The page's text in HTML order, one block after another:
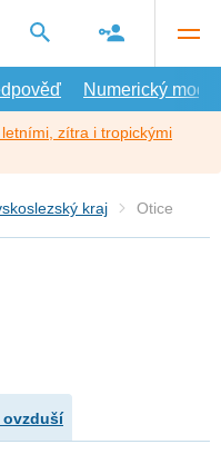
Numerický model
zítra i tropickými
kraj Otice
ovzduší